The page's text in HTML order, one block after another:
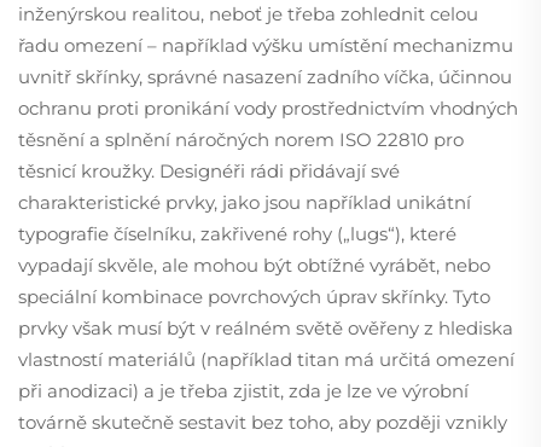
inženýrskou realitou, neboť je třeba zohlednit celou
řadu omezení – například výšku umístění mechanizmu
uvnitř skřínky, správné nasazení zadního víčka, účinnou
ochranu proti pronikání vody prostřednictvím vhodných
těsnění a splnění náročných norem ISO 22810 pro
těsnicí kroužky. Designéři rádi přidávají své
charakteristické prvky, jako jsou například unikátní
typografie číselníku, zakřivené rohy („lugs“), které
vypadají skvěle, ale mohou být obtížné vyrábět, nebo
speciální kombinace povrchových úprav skřínky. Tyto
prvky však musí být v reálném světě ověřeny z hlediska
vlastností materiálů (například titan má určitá omezení
při anodizaci) a je třeba zjistit, zda je lze ve výrobní
továrně skutečně sestavit bez toho, aby později vznikly